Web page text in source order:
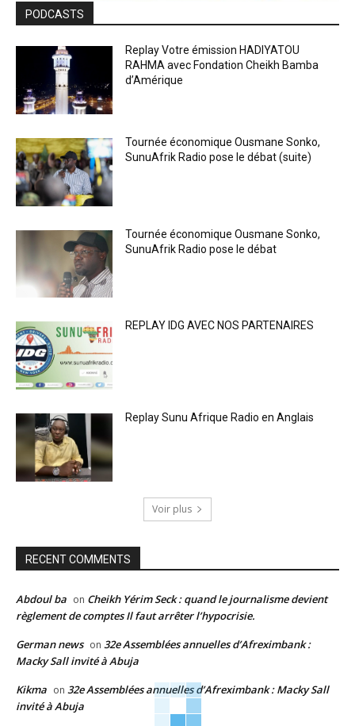
PODCASTS
Replay Votre émission HADIYATOU
RAHMA avec Fondation Cheikh Bamba
d’Amérique
Tournée économique Ousmane Sonko,
SunuAfrik Radio pose le débat (suite)
Tournée économique Ousmane Sonko,
SunuAfrik Radio pose le débat
REPLAY IDG AVEC NOS PARTENAIRES
Replay Sunu Afrique Radio en Anglais
Voir plus
RECENT COMMENTS
Abdoul ba on Cheikh Yérim Seck : quand le journalisme devient
règlement de comptes Il faut arrêter l’hypocrisie.
German news on 32e Assemblées annuelles d’Afreximbank :
Macky Sall invité à Abuja
Kikma on 32e Assemblées annuelles d’Afreximbank : Macky Sall
invité à Abuja